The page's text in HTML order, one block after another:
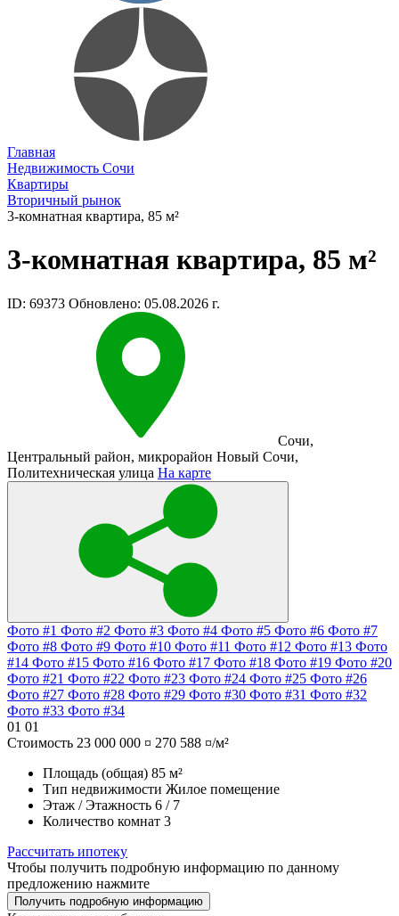
Главная
Недвижимость Сочи
Квартиры
Вторичный рынок
3-комнатная квартира, 85 м²
3-комнатная квартира, 85 м²
ID: 69373 Обновлено: 05.08.2026 г.
Сочи,
Центральный район, микрорайон Новый Сочи,
Политехническая улица На карте
Фото #1 Фото #2 Фото #3 Фото #4 Фото #5 Фото #6 Фото #7
Фото #8 Фото #9 Фото #10 Фото #11 Фото #12 Фото #13 Фото
#14 Фото #15 Фото #16 Фото #17 Фото #18 Фото #19 Фото #20
Фото #21 Фото #22 Фото #23 Фото #24 Фото #25 Фото #26
Фото #27 Фото #28 Фото #29 Фото #30 Фото #31 Фото #32
Фото #33 Фото #34
01 01
Стоимость 23 000 000 ¤ 270 588 ¤/м²
Площадь (общая) 85 м²
Тип недвижимости Жилое помещение
Этаж / Этажность 6 / 7
Количество комнат 3
Рассчитать ипотеку
Чтобы получить подробную информацию по данному
предложению нажмите
Получить подробную информацию